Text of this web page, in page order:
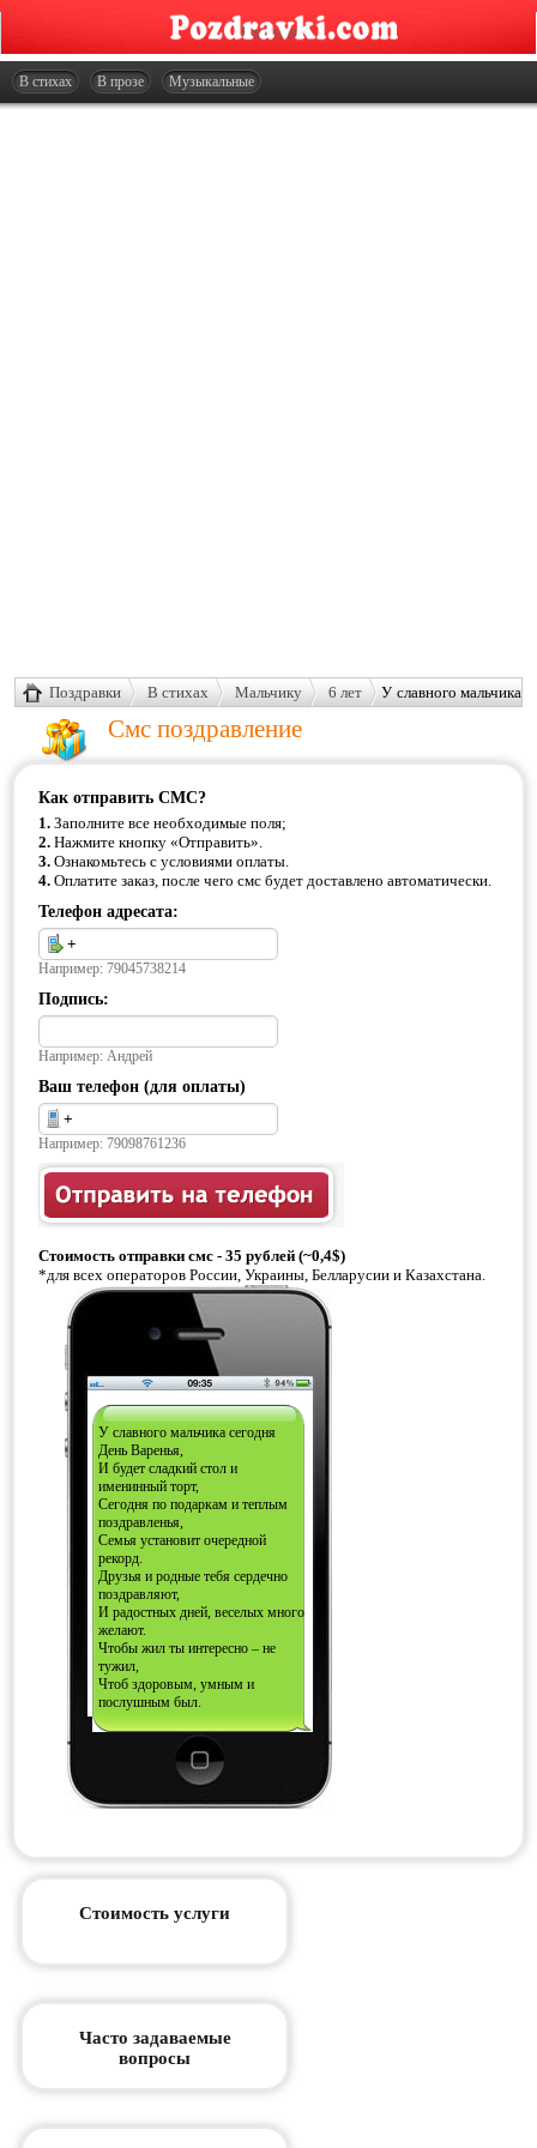
Главная
Открытки
В стихах В прозе Музыкальные
Поздравки В стихах Мальчику 6 лет
У славного мальчика
Варенья
Смс поздравление
Как отправить СМС?
1. Заполните все необходимые поля;
2. Нажмите кнопку «Отправить».
3. Ознакомьтесь с условиями оплаты.
4. Оплатите заказ, после чего смс будет доставлено автоматически.
Телефон адресата:
Например: 79045738214
Подпись:
Например: Андрей
Ваш телефон (для оплаты)
Например: 79098761236
Стоимость отправки смс - 35 рублей (~0,4$)
*для всех операторов России, Украины, Белларусии и Казахстана.
У славного мальчика сегодня
День Варенья,
И будет сладкий стол и
именинный торт,
Сегодня по подаркам и теплым
поздравленья,
Семья установит очередной
рекорд.
Друзья и родные тебя сердечно
поздравляют,
И радостных дней, веселых много
желают.
Чтобы жил ты интересно – не
тужил,
Чтоб здоровым, умным и
послушным был.
Стоимость услуги
Часто задаваемые
вопросы